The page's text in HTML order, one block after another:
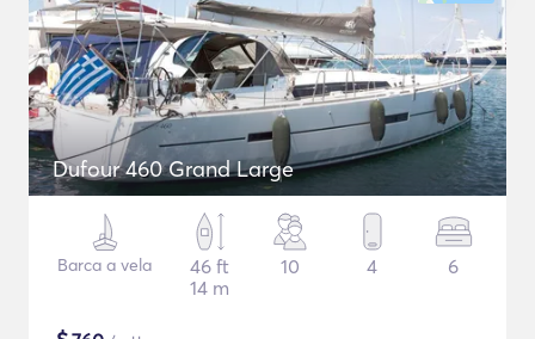
Dufour 460 Grand Large
Barca a vela
46 ft
14 m
10 4 6